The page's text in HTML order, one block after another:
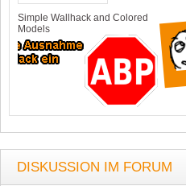
Simple Wallhack and Colored
Models
DISKUSSION IM FORUM